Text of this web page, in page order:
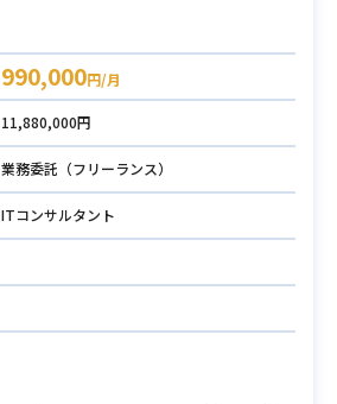
990,000円/月
11,880,000円
業務委託（フリーランス）
ITコンサルタント